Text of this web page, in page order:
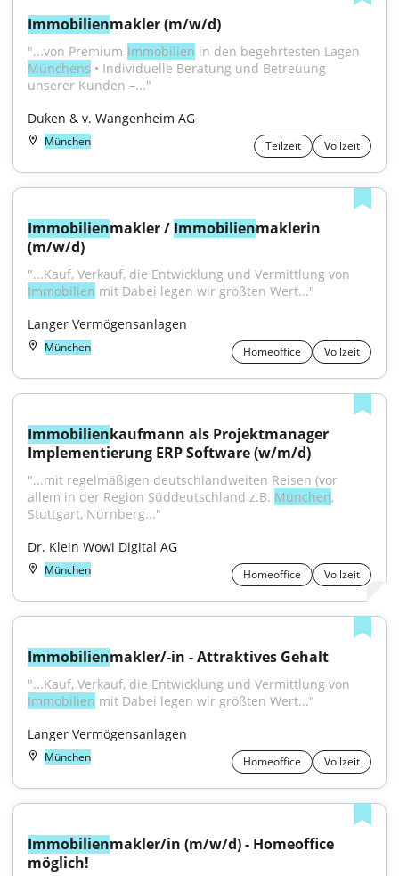
Immobilienmakler (m/w/d)
"...von Premium-Immobilien
Münchens • Individuelle Beratung und Betreuung
unserer Kunden –..."
Duken & v. Wangenheim AG
München Teilzeit Vollzeit
Immobilienmakler / Immobilienmaklerin
(m/w/d)
Immobilien mit Dabei legen wir größten Wert..."
Langer Vermögensanlagen
München Homeoffice Vollzeit
Immobilienkaufmann als Projektmanager
Implementierung ERP Software (w/m/d)
"...mit regelmäßigen deutschlandweiten Reisen (vor
allem in der Region Süddeutschland z.B. München,
Stuttgart, Nürnberg..."
Dr. Klein Wowi Digital AG
München Homeoffice Vollzeit
Immobilienmakler/-in - Attraktives Gehalt
Immobilien mit Dabei legen wir größten Wert..."
Langer Vermögensanlagen
München Homeoffice Vollzeit
Immobilienmakler/in (m/w/d) - Homeoffice
möglich!